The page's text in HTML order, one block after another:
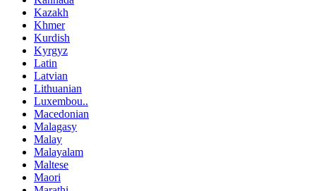
Kazakh
Khmer
Kurdish
Kyrgyz
Latin
Latvian
Lithuanian
Luxembou..
Macedonian
Malagasy
Malay
Malayalam
Maltese
Maori